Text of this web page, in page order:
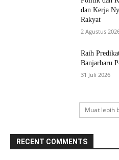
dan Kerja
Rakyat
2 Agustus
Raih
Banjarbaru
31 Juli 2026
Muat lebih
RECENT COMMENTS